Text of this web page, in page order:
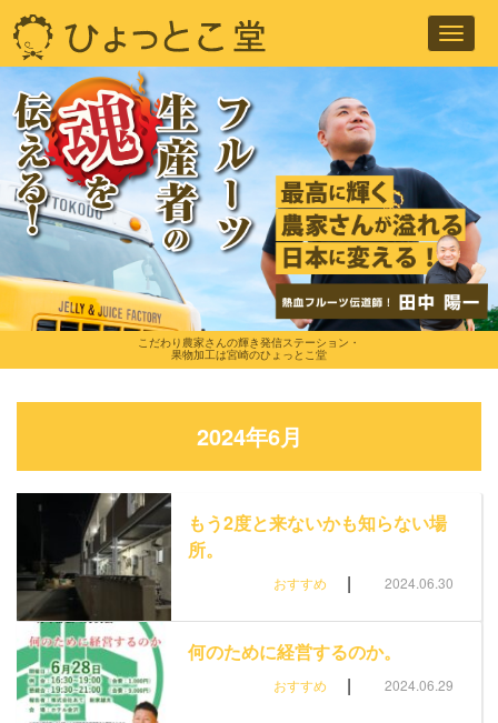
こだわり農家さんの輝き発信ステーション・
果物加工は宮崎のひょっとこ堂
2024年6月
もう2度と来ないかも知らない場
所。
おすすめ | 2024.06.30
何のために経営するのか。
おすすめ | 2024.06.29